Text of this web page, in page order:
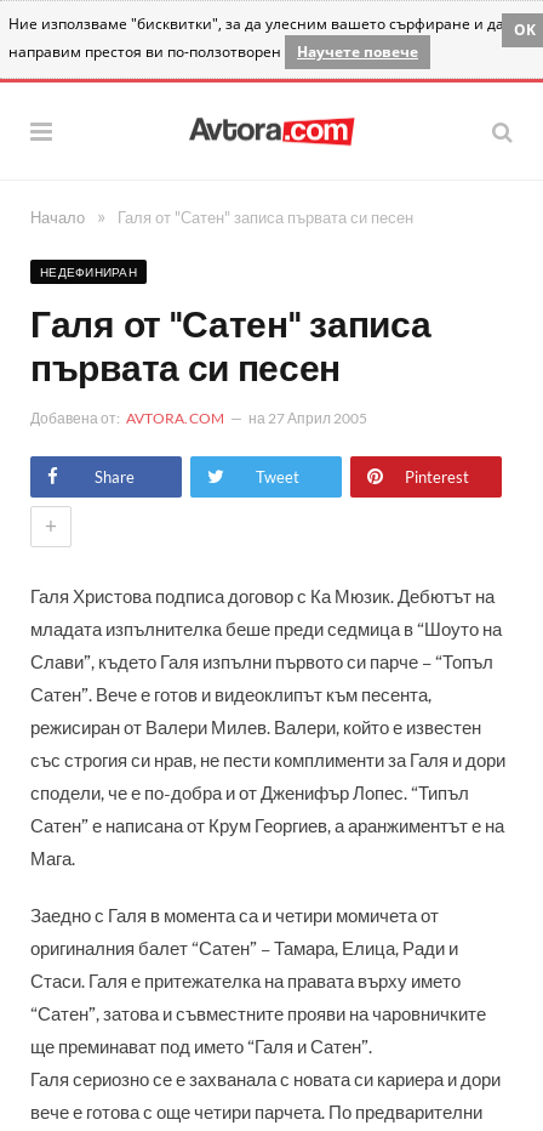
Ние използваме "бисквитки", за да улесним вашето сърфиране и да
направим престоя ви по-ползотворен
Научете повече
OK
Начало » Галя от "Сатен" записа първата си песен
НЕДЕФИНИРАН
Галя от "Сатен" записа
първата си песен
Добавена от: AVTORA.COM на 27 Април 2005
Share Tweet Pinterest
+
Галя Христова подписа договор с Ка Мюзик. Дебютът на
младата изпълнителка беше преди седмица в “Шоуто на
Слави”, където Галя изпълни първото си парче – “Топъл
Сатен”. Вече е готов и видеоклипът към песента,
режисиран от Валери Милев. Валери, който е известен
със строгия си нрав, не пести комплименти за Галя и дори
сподели, че е по-добра и от Дженифър Лопес. “Типъл
Сатен” е написана от Крум Георгиев, а аранжиментът е на
Мага.
Заедно с Галя в момента са и четири момичета от
оригиналния балет “Сатен” – Тамара, Елица, Ради и
Стаси. Галя е притежателка на правата върху името
“Сатен”, затова и съвместните прояви на чаровничките
ще преминават под името “Галя и Сатен”.
Галя сериозно се е захванала с новата си кариера и дори
вече е готова с още четири парчета. По предварителни